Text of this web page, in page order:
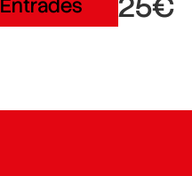
Entrades